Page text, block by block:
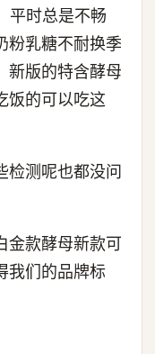
平时总是不畅
粉乳糖不耐换季
新版的特含酵母
饭的可以吃这
检测呢也都没问
金款酵母新款可
我们的品牌标